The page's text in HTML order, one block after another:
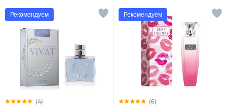
Рекомендуем
(4)
Рекомендуем
(6)